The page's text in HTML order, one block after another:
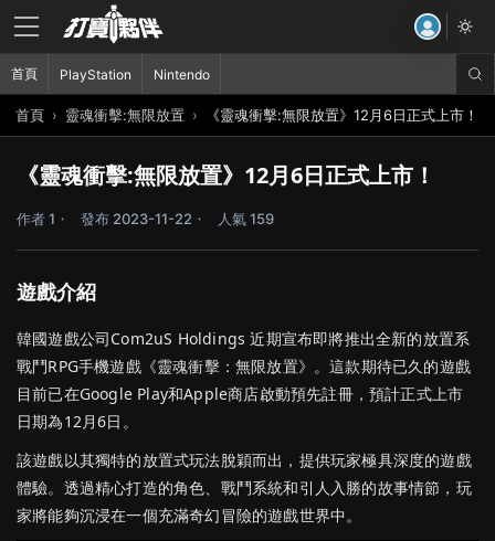
首頁 靈魂衝擊:無限放置 《靈魂衝擊:無限放置》12月6日正式上市！
《靈魂衝擊:無限放置》12月6日正式上市！
作者 1 發布 2023-11-22 人氣 159
遊戲介紹
韓國遊戲公司Com2uS Holdings 近期宣布即將推出全新的放置系
戰鬥RPG手機遊戲《靈魂衝擊：無限放置》。這款期待已久的遊戲
目前已在Google Play和Apple商店啟動預先註冊，預計正式上市
日期為12月6日。
該遊戲以其獨特的放置式玩法脫穎而出，提供玩家極具深度的遊戲
體驗。透過精心打造的角色、戰鬥系統和引人入勝的故事情節，玩
家將能夠沉浸在一個充滿奇幻冒險的遊戲世界中。
首頁 PlayStation Nintendo